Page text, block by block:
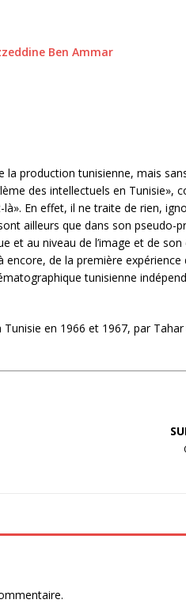
Ben Ammar
la production tunisienne, mais
des intellectuels en Tunisie»,
En effet, il ne traite de rien,
ailleurs que dans son pseudo-
et au niveau de l’image et de
encore, de la première
tunisienne
en 1966 et 1967, par Tahar